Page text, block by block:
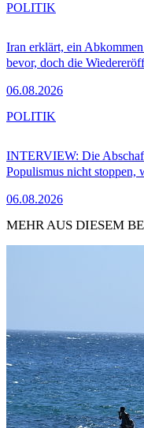
Iran erklärt, ein
bevor, doch die
06.08.2026
POLITIK
INTERVIEW: Die
Populismus nicht stoppen,
06.08.2026
POLITIK
MEHR AUS DIESEM